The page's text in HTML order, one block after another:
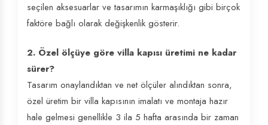
seçilen aksesuarlar ve tasarımın karmaşıklığı gibi birçok
faktöre bağlı olarak değişkenlik gösterir.
2. Özel ölçüye göre villa kapısı üretimi ne kadar
sürer?
Tasarım onaylandıktan ve net ölçüler alındıktan sonra,
özel üretim bir villa kapısının imalatı ve montaja hazır
hale gelmesi genellikle 3 ila 5 hafta arasında bir zaman